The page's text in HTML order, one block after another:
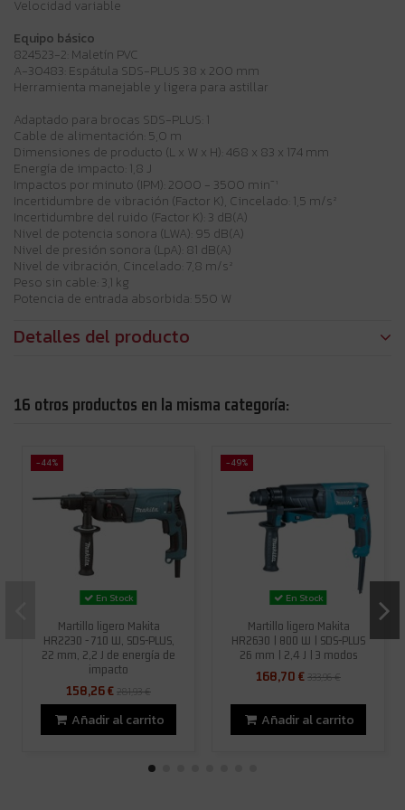
Velocidad variable
Equipo básico
824523-2: Maletín PVC
A-30483: Espátula SDS-PLUS 38 x 200 mm
Herramienta manejable y ligera para astillar
Adaptado para brocas SDS-PLUS: 1
Cable de alimentación: 5,0 m
Dimensiones de producto (L x W x H): 468 x 83 x 174 mm
Energía de impacto: 1,8 J
Impactos por minuto (IPM): 2000 - 3500 min⁻¹
Incertidumbre de vibración (Factor K), Cincelado: 1,5 m/s²
Incertidumbre del ruido (Factor K): 3 dB(A)
Nivel de potencia sonora (LWA): 95 dB(A)
Nivel de presión sonora (LpA): 81 dB(A)
Nivel de vibración, Cincelado: 7,8 m/s²
Peso sin cable: 3,1 kg
Potencia de entrada absorbida: 550 W
Detalles del producto
16 otros productos en la misma categoría:
-44%
En Stock
Martillo ligero Makita
HR2230 - 710 W, SDS-PLUS,
22 mm, 2,2 J de energía de
impacto
158,26 €281,93 €
Añadir al carrito
-49%
En Stock
Martillo ligero Makita
HR2630 | 800 W | SDS-PLUS
26 mm | 2,4 J | 3 modos
168,70 €333,96 €
Añadir al carrito